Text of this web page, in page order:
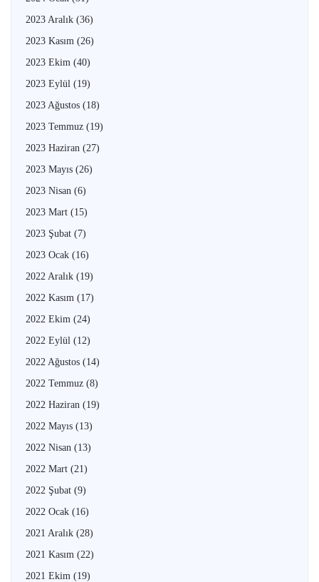
2023 Aralık (36)
2023 Kasım (26)
2023 Ekim (40)
2023 Eylül (19)
2023 Ağustos (18)
2023 Temmuz (19)
2023 Haziran (27)
2023 Mayıs (26)
2023 Nisan (6)
2023 Mart (15)
2023 Şubat (7)
2023 Ocak (16)
2022 Aralık (19)
2022 Kasım (17)
2022 Ekim (24)
2022 Eylül (12)
2022 Ağustos (14)
2022 Temmuz (8)
2022 Haziran (19)
2022 Mayıs (13)
2022 Nisan (13)
2022 Mart (21)
2022 Şubat (9)
2022 Ocak (16)
2021 Aralık (28)
2021 Kasım (22)
2021 Ekim (19)